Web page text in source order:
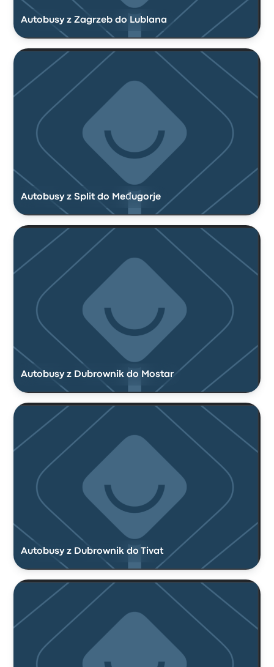
Autobusy z Zagrzeb do Lublana
Autobusy z Split do Međugorje
Autobusy z Dubrownik do Mostar
Autobusy z Dubrownik do Tivat